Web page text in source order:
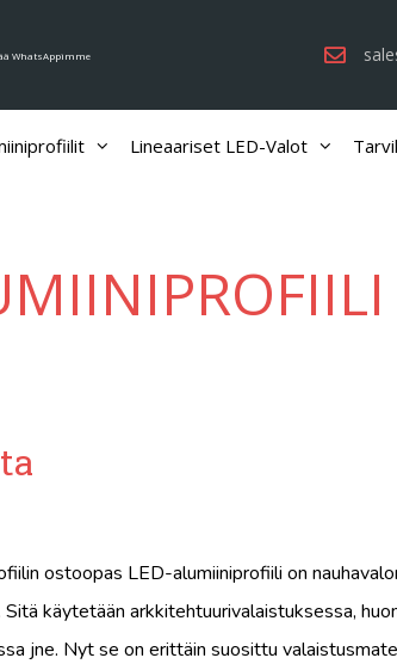
WhatsAppimme
Lineaariset LED-Valot
ostoopas LED-alumiiniprofiili on
käytetään arkkitehtuurivalaistuksessa,
jne. Nyt se on erittäin suosittu